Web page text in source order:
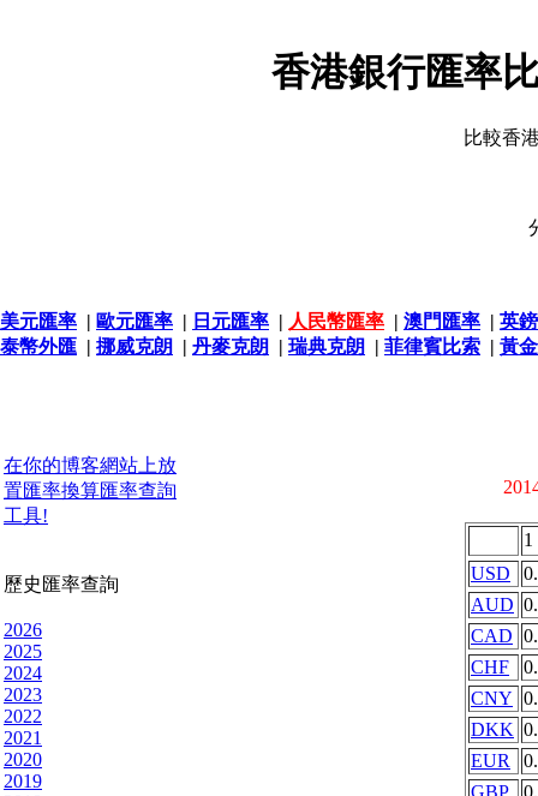
香港銀行匯率
比較香
美元匯率 | 歐元匯率 | 日元匯率 | 人民幣匯率 | 澳門匯率 | 英
泰幣外匯 | 挪威克朗 | 丹麥克朗 | 瑞典克朗 | 菲律賓比索 | 黃
在你的博客網站上放
置匯率換算匯率查詢
工具!
歷史匯率查詢
2026
2025
2024
2023
2022
2021
2020
2019
1
USD
AUD
CAD
CHF
CNY
DKK
EUR